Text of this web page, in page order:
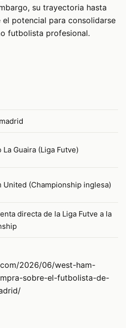
su trayectoria hasta
potencial para consolidarse
futbolista profesional.
Guaira (Liga Futve)
United (Championship inglesa)
directa de la Liga Futve a la
2026/06/west-ham-
sobre-el-futbolista-de-